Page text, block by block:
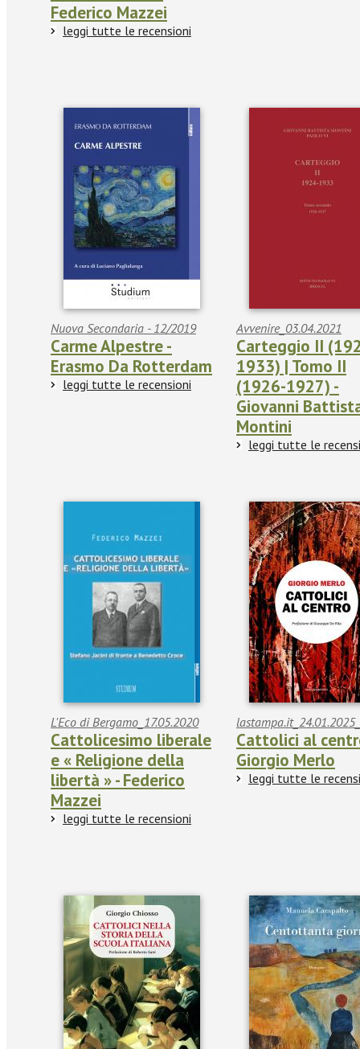
Federico Mazzei
leggi tutte le recensioni
Nuova Secondaria - 12/2019
Carme Alpestre -
Erasmo Da Rotterdam
leggi tutte le recensioni
Avvenire_03.04.2021
Carteggio II
1933) | Tomo II
(1926-1927) -
Giovanni
Montini
leggi tutte le
L'Eco di Bergamo_17.05.2020
Cattolicesimo liberale
e « Religione della
libertà » - Federico
Mazzei
leggi tutte le recensioni
Cattolici al
Giorgio Merlo
leggi tutte le